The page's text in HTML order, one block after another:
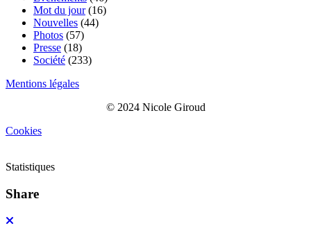
Mot du jour(16)
Nouvelles (44)
Photos (57)
Presse (18)
Société (233)
Mentions légales
© 2024 Nicole Giroud
Cookies
Statistiques
Share